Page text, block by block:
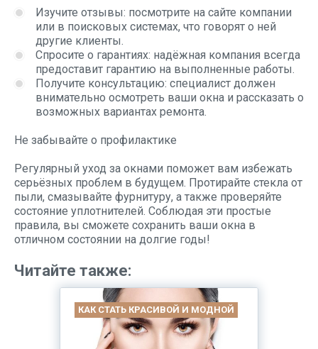
Изучите отзывы: посмотрите на сайте компании
или в поисковых системах, что говорят о ней
другие клиенты.
Спросите о гарантиях: надёжная компания всегда
предоставит гарантию на выполненные работы.
Получите консультацию: специалист должен
внимательно осмотреть ваши окна и рассказать о
возможных вариантах ремонта.
Не забывайте о профилактике
Регулярный уход за окнами поможет вам избежать
серьёзных проблем в будущем. Протирайте стекла от
пыли, смазывайте фурнитуру, а также проверяйте
состояние уплотнителей. Соблюдая эти простые
правила, вы сможете сохранить ваши окна в
отличном состоянии на долгие годы!
Читайте также:
КАК СТАТЬ КРАСИВОЙ И МОДНОЙ